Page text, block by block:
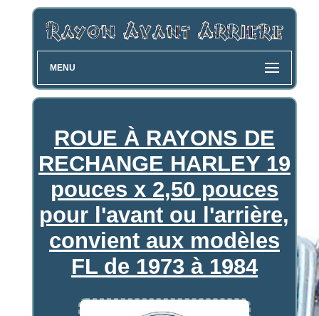
MENU
ROUE À RAYONS DE
RECHANGE HARLEY 19
pouces x 2,50 pouces
pour l'avant ou l'arrière,
convient aux modèles
FL de 1973 à 1984